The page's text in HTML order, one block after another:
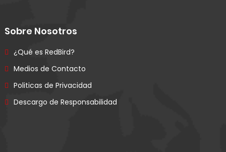
Sobre Nosotros
¿Qué es RedBird?
Medios de Contacto
Politicas de Privacidad
Descargo de Responsabilidad